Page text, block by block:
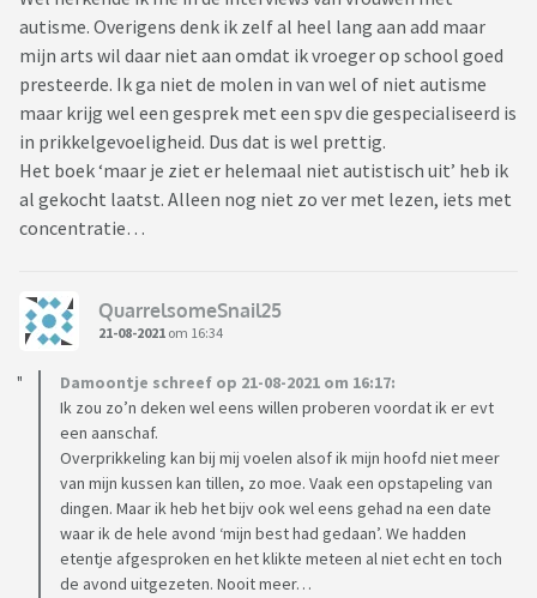
autisme. Overigens denk ik zelf al heel lang aan add maar
mijn arts wil daar niet aan omdat ik vroeger op school goed
presteerde. Ik ga niet de molen in van wel of niet autisme
maar krijg wel een gesprek met een spv die gespecialiseerd is
in prikkelgevoeligheid. Dus dat is wel prettig.
Het boek ‘maar je ziet er helemaal niet autistisch uit’ heb ik
al gekocht laatst. Alleen nog niet zo ver met lezen, iets met
concentratie…
QuarrelsomeSnail25
21-08-2021 om 16:34
Damoontje schreef op 21-08-2021 om 16:17:
Ik zou zo’n deken wel eens willen proberen voordat ik er evt
een aanschaf.
Overprikkeling kan bij mij voelen alsof ik mijn hoofd niet meer
van mijn kussen kan tillen, zo moe. Vaak een opstapeling van
dingen. Maar ik heb het bijv ook wel eens gehad na een date
waar ik de hele avond ‘mijn best had gedaan’. We hadden
etentje afgesproken en het klikte meteen al niet echt en toch
de avond uitgezeten. Nooit meer…